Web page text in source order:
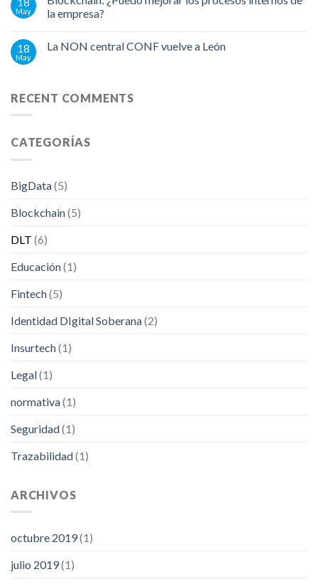
May
la empresa?
18
May
La NON central CONF vuelve a León
RECENT COMMENTS
CATEGORÍAS
BigData(5)
Blockchain(5)
DLT (6)
Educación(1)
Fintech(5)
Identidad DIgital Soberana(2)
Insurtech(1)
Legal(1)
normativa(1)
Seguridad(1)
Trazabilidad(1)
ARCHIVOS
octubre 2019(1)
julio 2019(1)